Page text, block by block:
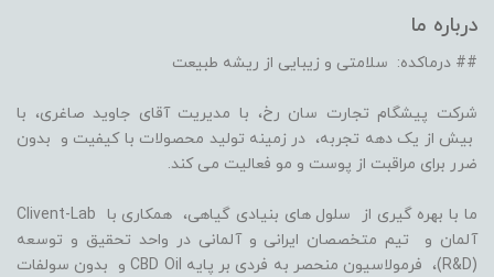
درباره ما
## درماکده: سلامتی و زیبایی از ریشه طبیعت
شرکت پیشگام تجارت سان رخ، با مدیریت آقای جاوید صاغری، با
بیش از یک دهه تجربه، در زمینه تولید محصولات با کیفیت و بدون
ضرر برای مراقبت از پوست و مو فعالیت می کند.
ما با بهره گیری از سلول های بنیادی گیاهی، همکاری با Clivent-Lab
آلمان و تیم متخصصان ایرانی و آلمانی در واحد تحقیق و توسعه
(R&D)، فرمولاسیون منحصر به فردی بر پایه CBD Oil و بدون سولفات